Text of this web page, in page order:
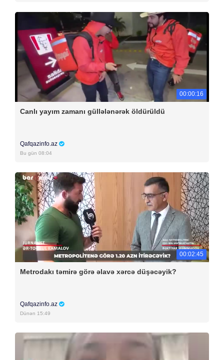
00:00:16
Canlı yayım zamanı güllələnərək öldürüldü
Qafqazinfo.az
Bu gün 08:04
00:02:45
Metrodakı təmirə görə əlavə xərcə düşəcəyik?
Qafqazinfo.az
Dünən 15:49